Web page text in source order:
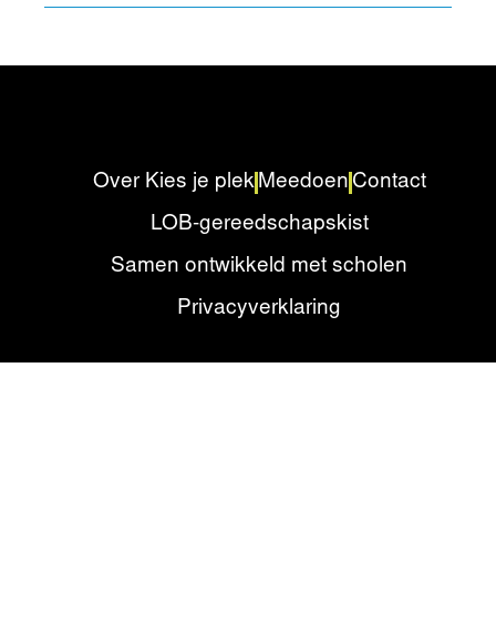
Over Kies je plek Meedoen Contact
LOB-gereedschapskist
Samen ontwikkeld met scholen
Privacyverklaring